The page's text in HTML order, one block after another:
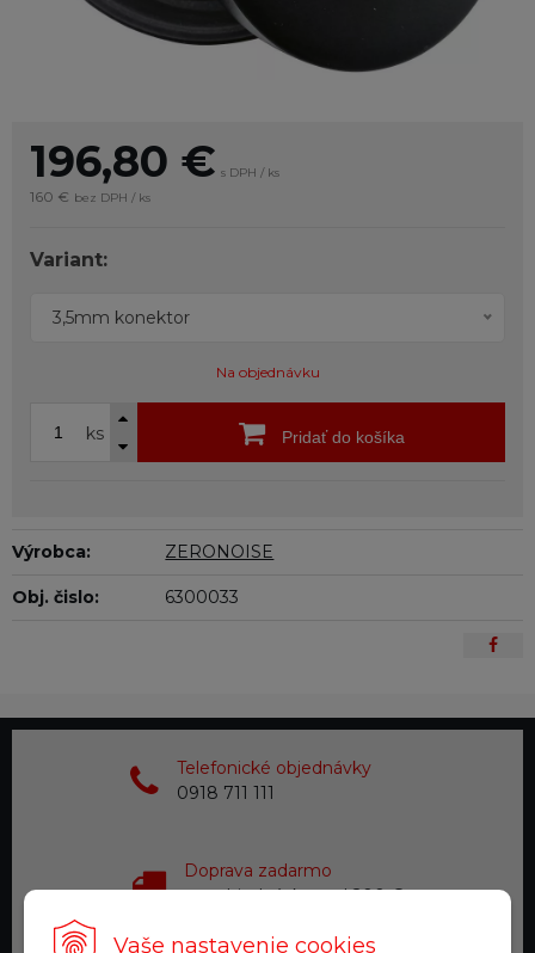
Vaše nastavenie cookies
196,80 € s DPH / ks
160 € bez DPH / ks
Variant:
3,5mm konektor
Na objednávku
ks Pridať do košíka
Výrobca: ZERONOISE
Obj. čislo: 6300033
Telefonické objednávky
0918 711 111
Doprava zadarmo
pre objednávky nad 200 €